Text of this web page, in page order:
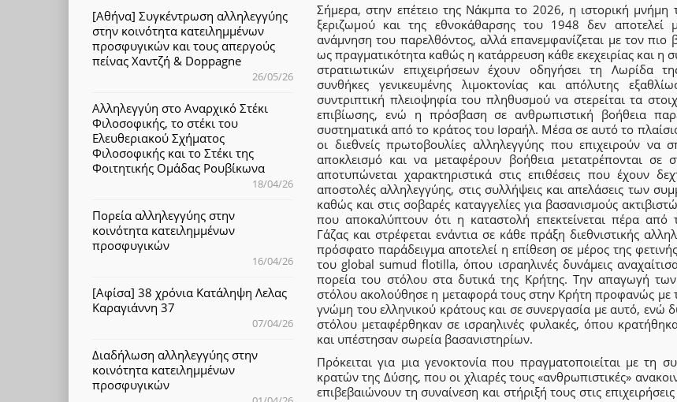
Σήμερα, στην επέτειο της Νάκμπα το 2026, η ιστορική μνήμη
ξεριζωμού και της εθνοκάθαρσης του 1948 δεν αποτελεί
ανάμνηση του παρελθόντος, αλλά επανεμφανίζεται με τον πιο
ως πραγματικότητα καθώς η κατάρρευση κάθε εκεχειρίας και η
στρατιωτικών επιχειρήσεων έχουν οδηγήσει τη Λωρίδα
συνθήκες γενικευμένης λιμοκτονίας και απόλυτης
συντριπτική πλειοψηφία του πληθυσμού να στερείται τα
επιβίωσης, ενώ η πρόσβαση σε ανθρωπιστική βοήθεια
συστηματικά από το κράτος του Ισραήλ. Μέσα σε αυτό το
οι διεθνείς πρωτοβουλίες αλληλεγγύης που επιχειρούν να
αποκλεισμό και να μεταφέρουν βοήθεια μετατρέπονται σε
αποτυπώνεται χαρακτηριστικά στις επιθέσεις που έχουν
αποστολές αλληλεγγύης, στις συλλήψεις και απελάσεις των
καθώς και στις σοβαρές καταγγελίες για βασανισμούς
που αποκαλύπτουν ότι η καταστολή επεκτείνεται πέρα από
Γάζας και στρέφεται ενάντια σε κάθε πράξη διεθνιστικής
πρόσφατο παράδειγμα αποτελεί η επίθεση σε μέρος της
του global sumud flotilla, όπου ισραηλινές δυνάμεις
πορεία του στόλου στα δυτικά της Κρήτης. Την απαγωγή
στόλου ακολούθησε η μεταφορά τους στην Κρήτη προφανώς
γνώμη του ελληνικού κράτους και σε συνεργασία με αυτό, ενώ
στόλου μεταφέρθηκαν σε ισραηλινές φυλακές, όπου
και υπέστησαν σωρεία βασανιστηρίων.
Πρόκειται για μια γενοκτονία που πραγματοποιείται με τη
κρατών της Δύσης, που οι χλιαρές τους «ανθρωπιστικές»
επιβεβαιώνουν τη συναίνεση και στήριξή τους στις
[Αθήνα] Συγκέντρωση αλληλεγγύης
στην κοινότητα κατειλημμένων
προσφυγικών και τους απεργούς
πείνας Χαντζή & Doppagne
26/05/26
Αλληλεγγύη στο Αναρχικό Στέκι
Φιλοσοφικής, το στέκι του
Ελευθεριακού Σχήματος
Φιλοσοφικής και το Στέκι της
Φοιτητικής Ομάδας Ρουβίκωνα
18/04/26
Πορεία αλληλεγγύης στην
κοινότητα κατειλημμένων
προσφυγικών
16/04/26
[Αφίσα] 38 χρόνια Κατάληψη Λελας
Καραγιάννη 37
07/04/26
Διαδήλωση αλληλεγγύης στην
κοινότητα κατειλημμένων
προσφυγικών